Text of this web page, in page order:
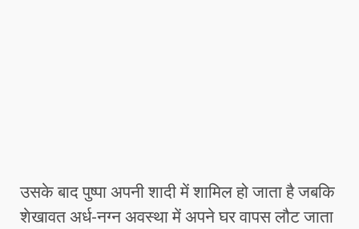
उसके बाद पुष्पा अपनी शादी में शामिल हो जाता है जबकि
शेखावत अर्ध-नग्न अवस्था में अपने घर वापस लौट जाता